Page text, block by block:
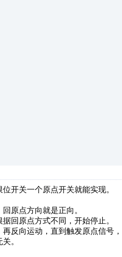
开关一个原点开关就能实现。
原点方向就是正向。
回原点方式不同，开始停止。
反向运动，直到触发原点信号
。